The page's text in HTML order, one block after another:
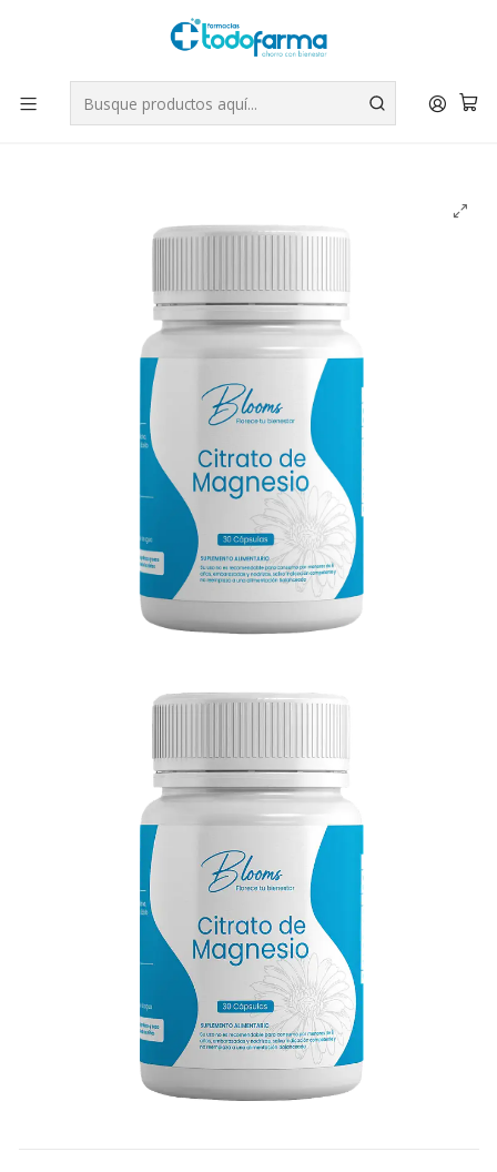
Tus compras tienen envío GRATIS por Rappi - Atención exclusiva
para Chile | WhatsApp +56
Leer más
Inicio Suplementos
Citrato de Magnesio 400 mg 60 Cápsulas. Blooms